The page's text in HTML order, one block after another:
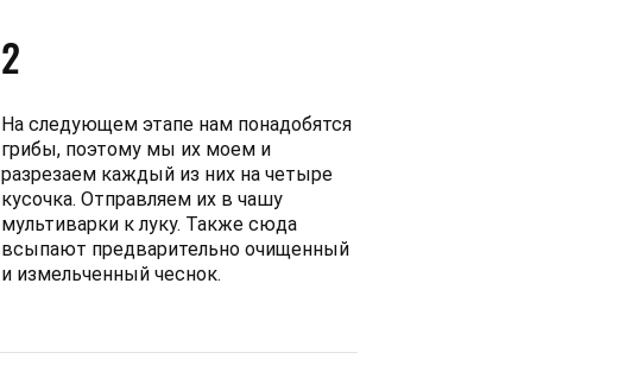
2
На следующем этапе нам понадобятся
грибы, поэтому мы их моем и
разрезаем каждый из них на четыре
кусочка. Отправляем их в чашу
мультиварки к луку. Также сюда
всыпают предварительно очищенный
и измельченный чеснок.